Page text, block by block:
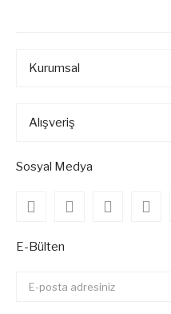
Kurumsal
Alışveriş
Sosyal Medya
E-Bülten